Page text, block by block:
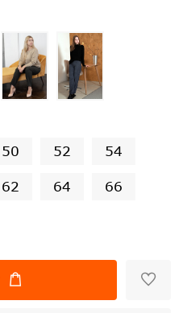
50 52 54
62 64 66